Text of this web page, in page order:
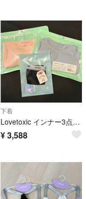
下着
Lovetoxic インナー3点セット
¥3,588